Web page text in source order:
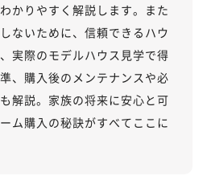
かりやすく解説します。また
ないために、信頼できるハウ
実際のモデルハウス見学で得
、購入後のメンテナンスや必
解説。家族の将来に安心と可
ム購入の秘訣がすべてここに